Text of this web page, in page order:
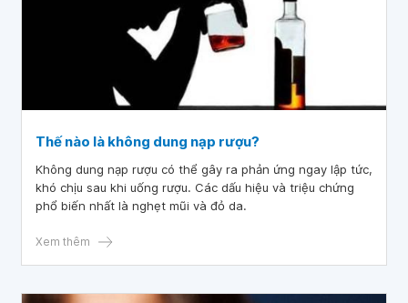
Thế nào là không dung nạp rượu?
Không dung nạp rượu có thể gây ra phản ứng ngay lập tức,
khó chịu sau khi uống rượu. Các dấu hiệu và triệu chứng
phổ biến nhất là nghẹt mũi và đỏ da.
Xem thêm